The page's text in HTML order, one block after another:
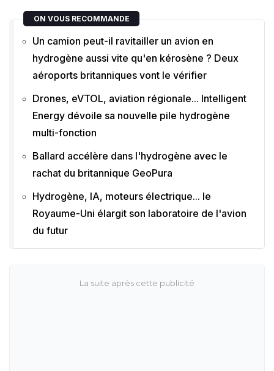
ON VOUS RECOMMANDE
Un camion peut-il ravitailler un avion en
hydrogène aussi vite qu'en kérosène ? Deux
aéroports britanniques vont le vérifier
Drones, eVTOL, aviation régionale... Intelligent
Energy dévoile sa nouvelle pile hydrogène
multi-fonction
Ballard accélère dans l'hydrogène avec le
rachat du britannique GeoPura
Hydrogène, IA, moteurs électrique... le
Royaume-Uni élargit son laboratoire de l'avion
du futur